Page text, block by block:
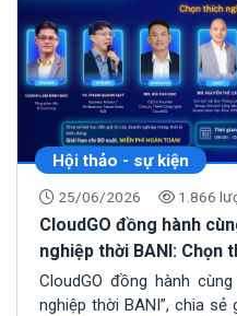
Hội thảo - sự kiện
25/06/2026 1.866
CloudGO đồng hành
nghiệp thời BANI: Chọn
CloudGO đồng hành
nghiệp thời BANI”, chia